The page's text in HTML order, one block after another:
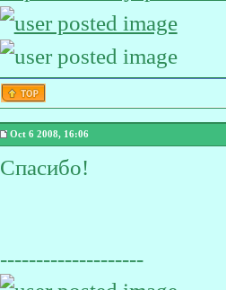
Oct 6 2008, 16:06
Спасибо!
--------------------